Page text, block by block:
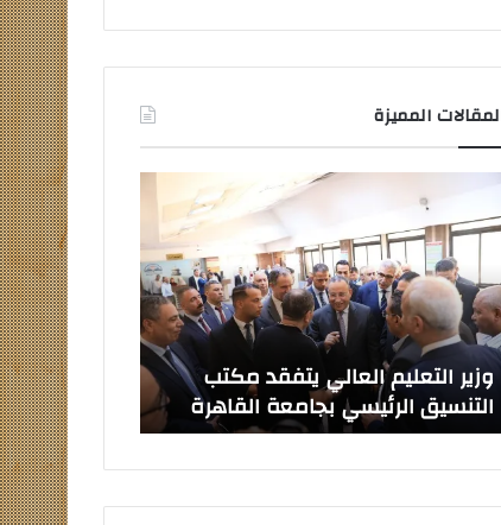
المميزة
القاهرة
وزير التعليم العالي يتفقد مكتب
التنسيق الرئيسي بجامعة القاهرة
بتعيين
قيادات
جديدة
صدور
جامعية